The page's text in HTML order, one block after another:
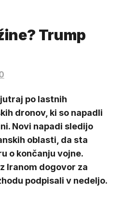
Trump
po lastnih
dronov, ki so napadli
Novi napadi sledijo
oblasti, da sta
o končanju vojne.
Iranom dogovor za
podpisali v nedeljo.